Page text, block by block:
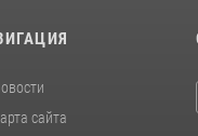
сайта